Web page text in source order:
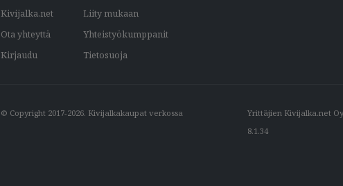
Kivijalka.net
Ota yhteyttä
Kirjaudu
Liity mukaan
Yhteistyökumppanit
Tietosuoja
© Copyright 2017-2026. Kivijalkakaupat verkossa Yrittäjien Kivijalka.net
8.1.34